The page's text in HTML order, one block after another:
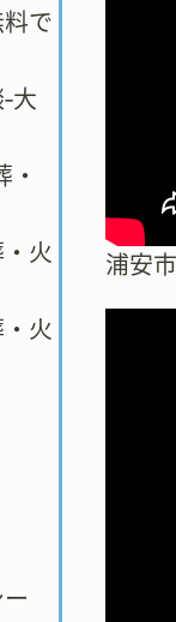
で
大
・
・火
・火
浦安